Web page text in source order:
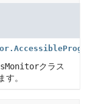
クラス
。